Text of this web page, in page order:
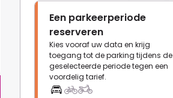
Een parkeerperiode
reserveren
Kies vooraf uw data en krijg
toegang tot de parking tijdens de
geselecteerde periode tegen een
voordelig tarief.